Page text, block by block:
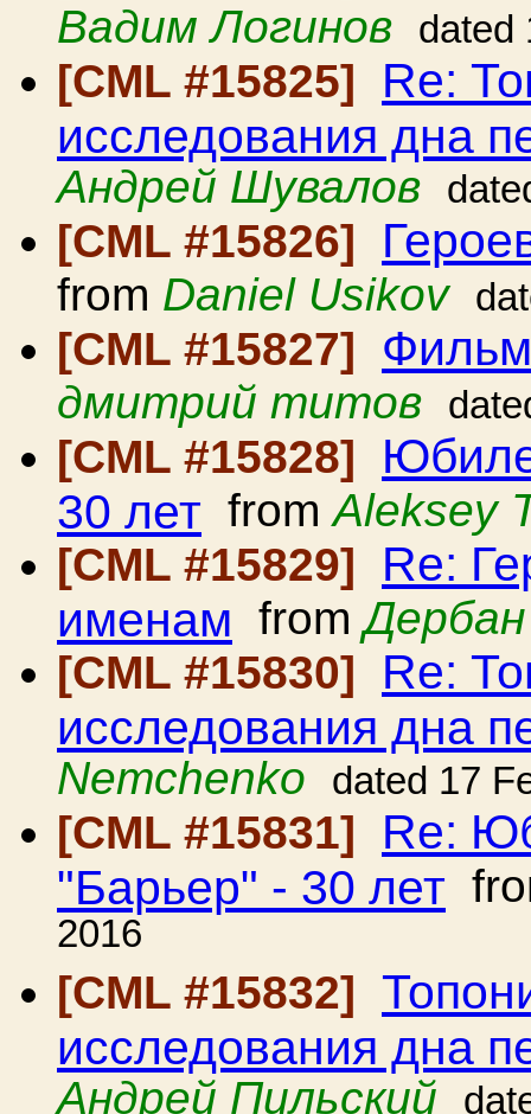
Вадим Логинов dated
[CML #15825] Re:
исследования дна
Андрей Шувалов
[CML #15826]
from Daniel Usikov
[CML #15827]
дмитрий титов
[CML #15828]
30 лет fromAleksey
[CML #15829]
Re:
именам from
[CML #15830]
Re:
исследования дна
Nemchenko
dated 17
[CML #15831] Re:
"Барьер" - 30 лет
2016
[CML #15832]
исследования дна
Андрей Пильский